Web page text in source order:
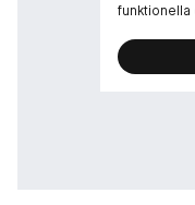
funktionella